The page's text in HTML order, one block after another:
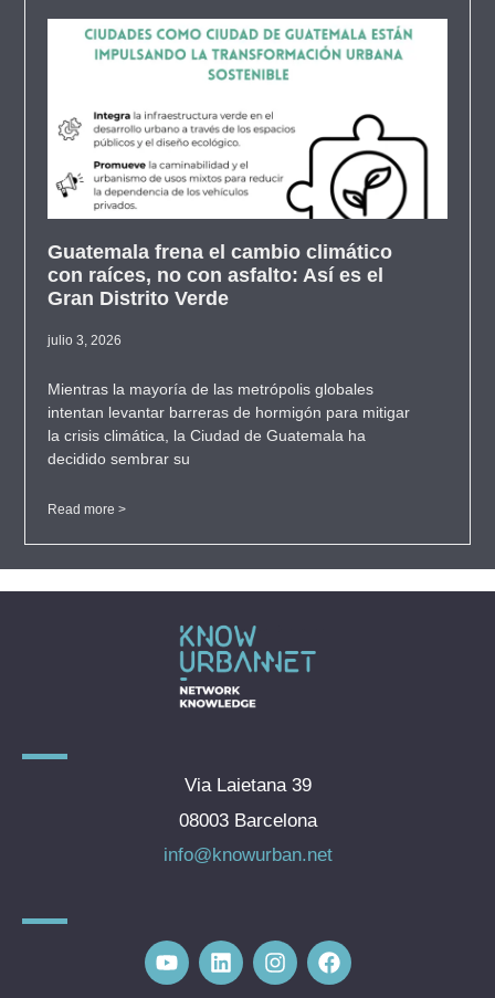
Guatemala frena el cambio climático
con raíces, no con asfalto: Así es el
Gran Distrito Verde
julio 3, 2026
Mientras la mayoría de las metrópolis globales
intentan levantar barreras de hormigón para mitigar
la crisis climática, la Ciudad de Guatemala ha
decidido sembrar su
Read more >
Via Laietana 39
08003 Barcelona
info@knowurban.net